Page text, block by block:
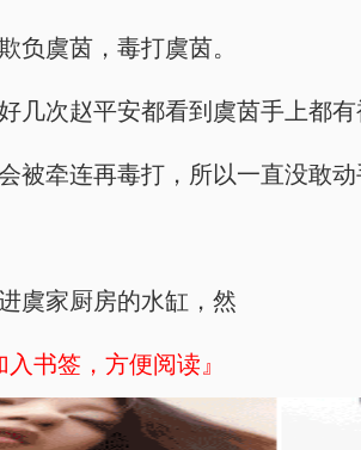
负虞茵，毒打虞茵。
几次赵平安都看到虞茵手上都
被牵连再毒打，所以一直没敢
虞家厨房的水缸，然
入书签，方便阅读』